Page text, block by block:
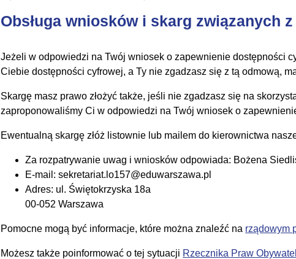
Obsługa wniosków i skarg związanych
Jeżeli w odpowiedzi na Twój wniosek o zapewnienie dostępności
Ciebie dostępności cyfrowej, a Ty nie zgadzasz się z tą odmową,
Skargę masz prawo złożyć także, jeśli nie zgadzasz się na
zaproponowaliśmy Ci w odpowiedzi na Twój wniosek o
Ewentualną skargę złóż listownie lub mailem do kierownictwa
Za rozpatrywanie uwag i wniosków odpowiada: Bożena
E-mail: sekretariat.lo157@eduwarszawa.pl
Adres: ul. Świętokrzyska 18a
00-052 Warszawa
Pomocne mogą być informacje, które można znaleźć na rządowym
Możesz także poinformować o tej sytuacji Rzecznika Praw